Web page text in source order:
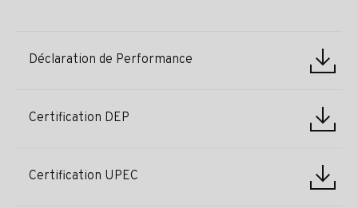
Déclaration de Performance
Certification DEP
Certification UPEC